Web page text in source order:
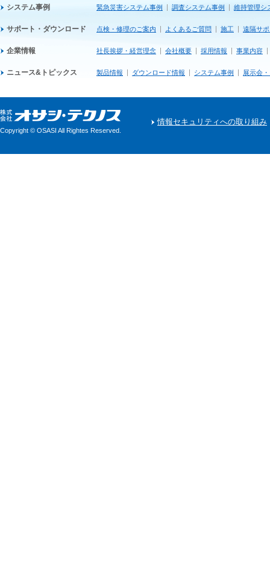
システム事例 緊急災害システム事例 調査システム事例 維持管理シ
サポート・ダウンロード 点検・修理のご案内 よくあるご質問 施工 遠隔サ
企業情報 社長挨拶・経営理念 会社概要 採用情報 事業内容
ニュース&トピックス 製品情報 ダウンロード情報 システム事例 展示会
Copyright © OSASI All Rightes Reserved.
情報セキュリティへの取り組み